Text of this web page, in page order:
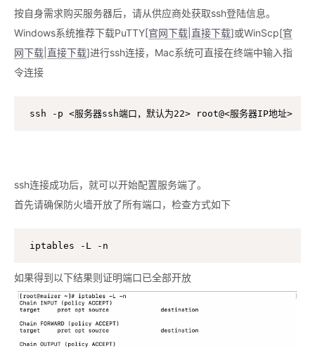
按自身需求购买服务器后，请从供应商处获取ssh登陆信息。
Windows系统推荐下载PuTTY[官网下载 直接下载]或WinScp[官
网下载 直接下载]进行ssh连接，Mac系统可直接在终端中输入指
令连接
ssh -p <服务器ssh端口，默认为22> root@<服务器IP地址>
ssh连接成功后，就可以开始配置服务端了。
首先请确保防火墙开放了所有端口，检查方式如下
iptables -L -n
如果得到以下结果则证明端口已全部开放